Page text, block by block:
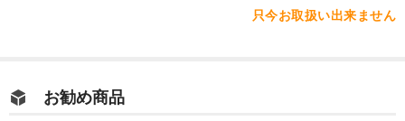
只今お取扱い出来ません
お勧め商品